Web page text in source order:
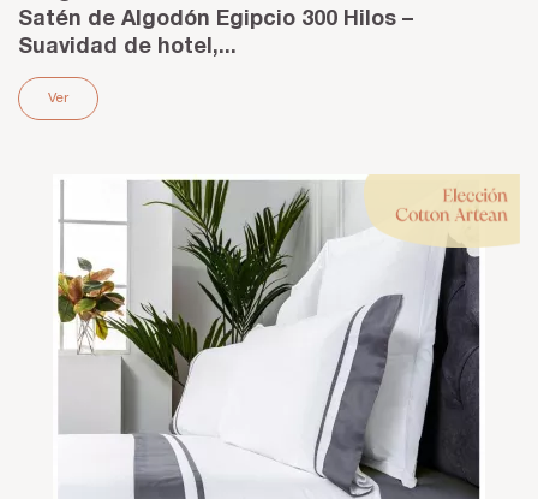
Satén de Algodón Egipcio 300 Hilos –
Suavidad de hotel,...
Ver